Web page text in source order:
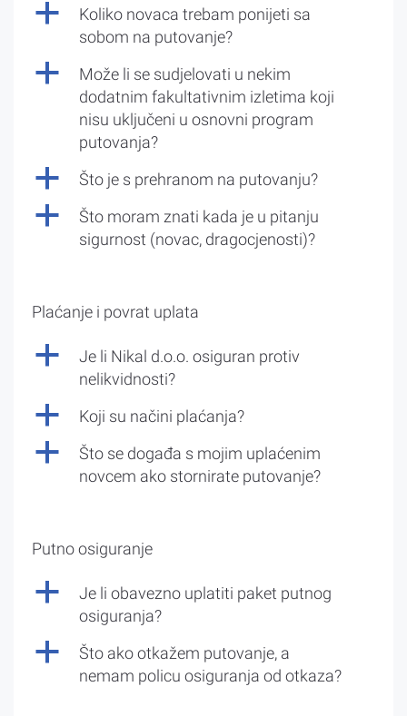
a
Koliko novaca trebam ponijeti sa
sobom na putovanje?
a
Može li se sudjelovati u nekim
dodatnim fakultativnim izletima koji
nisu uključeni u osnovni program
putovanja?
a Što je s prehranom na putovanju?
a
Što moram znati kada je u pitanju
sigurnost (novac, dragocjenosti)?
Plaćanje i povrat uplata
a
Je li Nikal d.o.o. osiguran protiv
nelikvidnosti?
a Koji su načini plaćanja?
a
Što se događa s mojim uplaćenim
novcem ako stornirate putovanje?
Putno osiguranje
a
Je li obavezno uplatiti paket putnog
osiguranja?
a
Što ako otkažem putovanje, a
nemam policu osiguranja od otkaza?